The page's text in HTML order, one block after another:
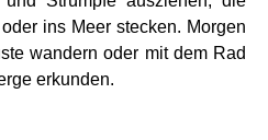
ins Meer stecken. Morgen
wandern oder mit dem Rad
erkunden.